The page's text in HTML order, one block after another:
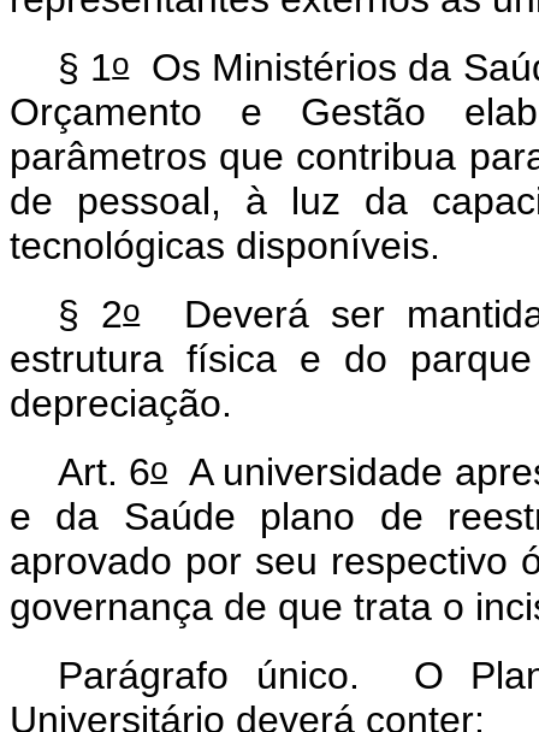
§ 1oOs Ministérios da
Orçamento e Gestão
parâmetros que contribua
de pessoal, à luz da
tecnológicas disponíveis.
§ 2oDeverá ser mantida
estrutura física e do
depreciação.
Art. 6oA universidade
e da Saúde plano de
aprovado por seu respectivo
governança de que trata o
Parágrafo único. O
Universitário deverá conter: